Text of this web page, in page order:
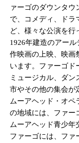
ァーゴのダウンタ
で、コメディ、ドラ
ど、様々な公演を行
1926年建造のアー
作映画の上映、映画
います。ファーゴド
ミュージカル、ダ
市やその他の集会が
ムーアヘッド・オペ
の地域には、ファー
ムーアヘッド青少年
ファーゴには、ファ